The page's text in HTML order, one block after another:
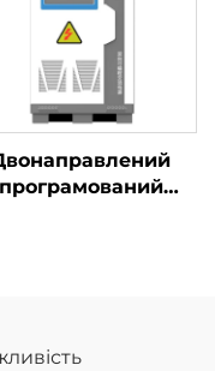
програмований